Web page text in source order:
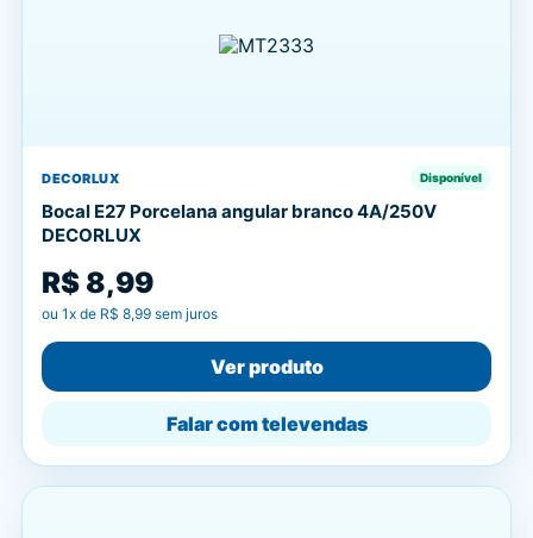
DECORLUX Disponível
Bocal E27 Porcelana angular branco 4A/250V
DECORLUX
R$ 8,99
ou 1x de R$ 8,99 sem juros
Ver produto
Falar com televendas